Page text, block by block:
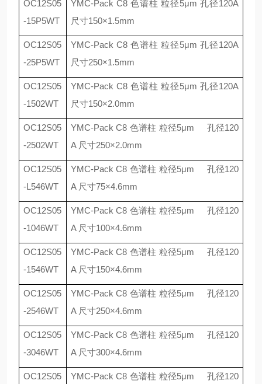
OC12S05
-15P5WT
YMC-Pack C8 色谱柱 粒径5μm孔径120A
尺寸150×1.5mm
OC12S05
-25P5WT
YMC-Pack C8 色谱柱 粒径5μm孔径120A
尺寸250×1.5mm
OC12S05
-1502WT
YMC-Pack C8 色谱柱 粒径5μm孔径120A
尺寸150×2.0mm
OC12S05
-2502WT
YMC-Pack C8 色谱柱 粒径5μm 孔径120
A 尺寸250×2.0mm
OC12S05
-L546WT
YMC-Pack C8 色谱柱 粒径5μm 孔径120
A 尺寸75×4.6mm
OC12S05
-1046WT
YMC-Pack C8 色谱柱 粒径5μm 孔径120
A 尺寸100×4.6mm
OC12S05
-1546WT
YMC-Pack C8 色谱柱 粒径5μm 孔径120
A 尺寸150×4.6mm
OC12S05
-2546WT
YMC-Pack C8 色谱柱 粒径5μm 孔径120
A 尺寸250×4.6mm
OC12S05
-3046WT
YMC-Pack C8 色谱柱 粒径5μm 孔径120
A 尺寸300×4.6mm
OC12S05
YMC-Pack C8 色谱柱 粒径5μm 孔径120